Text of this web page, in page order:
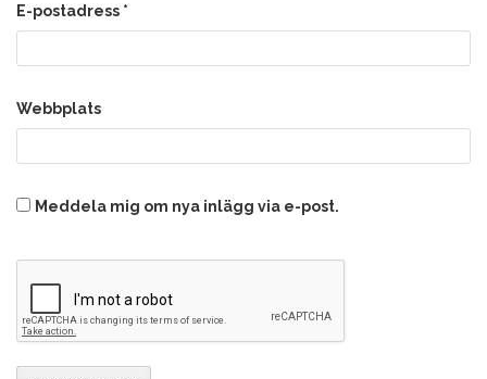
E-postadress *
Webbplats
Meddela mig om nya inlägg via e-post.